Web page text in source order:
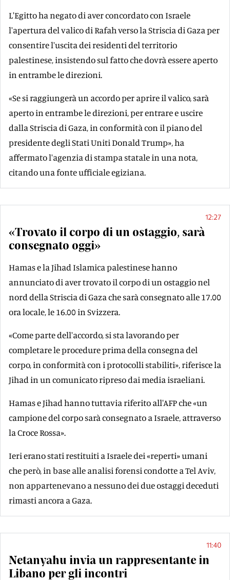
L'Egitto ha negato di aver concordato con Israele
l'apertura del valico di Rafah verso la Striscia di Gaza per
consentire l'uscita dei residenti del territorio
palestinese, insistendo sul fatto che dovrà essere aperto
in entrambe le direzioni.
«Se si raggiungerà un accordo per aprire il valico, sarà
aperto in entrambe le direzioni, per entrare e uscire
dalla Striscia di Gaza, in conformità con il piano del
presidente degli Stati Uniti Donald Trump», ha
affermato l'agenzia di stampa statale in una nota,
citando una fonte ufficiale egiziana.
12:27
«Trovato il corpo di un ostaggio, sarà
consegnato oggi»
Hamas e la Jihad Islamica palestinese hanno
annunciato di aver trovato il corpo di un ostaggio nel
nord della Striscia di Gaza che sarà consegnato alle 17.00
ora locale, le 16.00 in Svizzera.
«Come parte dell'accordo, si sta lavorando per
completare le procedure prima della consegna del
corpo, in conformità con i protocolli stabiliti», riferisce la
Jihad in un comunicato ripreso dai media israeliani.
Hamas e Jihad hanno tuttavia riferito all'AFP che «un
campione del corpo sarà consegnato a Israele, attraverso
la Croce Rossa».
Ieri erano stati restituiti a Israele dei «reperti» umani
che però, in base alle analisi forensi condotte a Tel Aviv,
non appartenevano a nessuno dei due ostaggi deceduti
rimasti ancora a Gaza.
11:40
Netanyahu invia un rappresentante in
Libano per gli incontri